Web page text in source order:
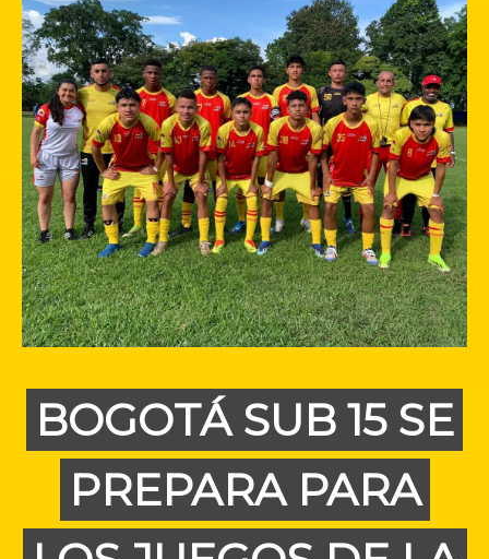
BOGOTÁ SUB 15 SE
PREPARA PARA